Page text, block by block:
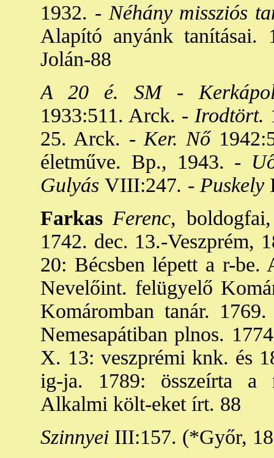
1932. - Néhány missziós
Alapító anyánk
Jolán-88
A 20 é. SM-
1933:511. Arck. - Irodtört.
25. Arck. - Ker. Nő
életműve. Bp., 1943. -
Gulyás VIII:247. - Puskely
Farkas Ferenc,
1742. dec. 13.-Veszprém,
20: Bécsben lépett a r-be.
Nevelőint. felügyelő
Komáromban tanár.
Nemesapátiban plnos.
X. 13: veszprémi knk. és
ig-ja. 1789: összeírta a
Alkalmi költ-eket írt. 88
Szinnyei III:157. (*Győr,